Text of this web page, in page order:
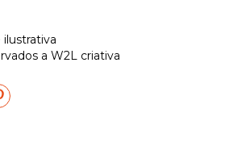
a W2L criativa